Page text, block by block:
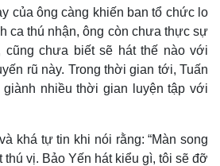
của ông càng khiến ban tổ chức lo
ca thú nhận, ông còn chưa thực sự
cũng chưa biết sẽ hát thế nào với
rũ này. Trong thời gian tới, Tuấn
giành nhiều thời gian luyện tập với
khá tự tin khi nói rằng: “Màn song
thú vị. Bảo Yến hát kiểu gì, tôi sẽ đỡ